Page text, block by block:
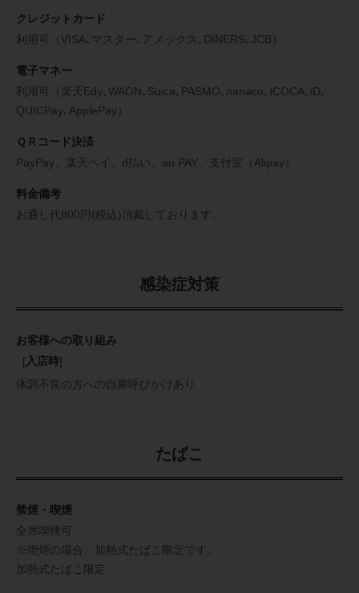
クレジットカード
利用可（VISA､マスター､アメックス､DINERS､JCB）
電子マネー
利用可（楽天Edy､WAON､Suica､PASMO､nanaco､ICOCA､iD､
QUICPay､ApplePay）
ＱＲコード決済
PayPay、楽天ペイ、d払い、au PAY、支付宝（Alipay）
料金備考
お通し代800円(税込)頂戴しております。
感染症対策
お客様への取り組み
[入店時]
体調不良の方への自粛呼びかけあり
たばこ
禁煙・喫煙
全席喫煙可
※喫煙の場合、加熱式たばこ限定です。
加熱式たばこ限定